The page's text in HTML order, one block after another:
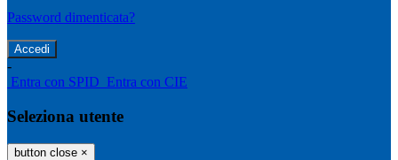
Password dimenticata?
-
Entra con SPID Entra con CIE
Seleziona utente
button close ×